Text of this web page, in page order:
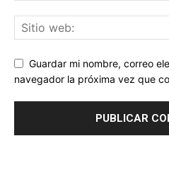
Guardar mi nombre, correo
navegador la próxima vez que